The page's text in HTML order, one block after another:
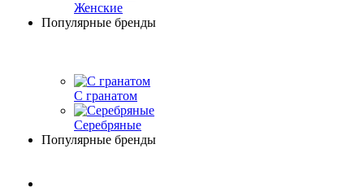
Женские
Популярные бренды
С гранатом
Серебряные
Популярные бренды